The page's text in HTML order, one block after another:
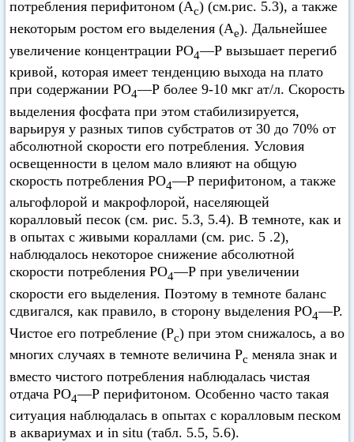
потребления перифитоном (Ас) (см.рис. 5.3), а также
некоторым ростом его выделения (Ае). Дальнейшее
увеличение концентрации РО4—Р вызьшает перегиб
кривой, которая имеет тенденцию выхода на плато
при содержании РО4—Р более 9-10 мкг ат/л. Скорость
выделения фосфата при этом стабилизируется,
варьируя у разных типов субстратов от 30 до 70% от
абсолютной скорости его потребления. Условия
освещенности в целом мало влияют на общую
скорость потребления РО4—Р перифитоном, а также
альгофлорой и макрофлорой, населяющей
коралловый песок (см. рис. 5.3, 5.4). В темноте, как и
в опытах с живыми кораллами (см. рис. 5 .2),
наблюдалось некоторое снижение абсолютной
скорости потребления РО4—Р при увеличении
скорости его выделения. Поэтому в темноте баланс
сдвигался, как правило, в сторону выделения РО4—Р.
Чистое его потребление (Рс) при этом снижалось, а во
многих случаях в темноте величина Рс меняла знак и
вместо чистого потребления наблюдалась чистая
отдача РО4—Р перифитоном. Особенно часто такая
ситуация наблюдалась в опытах с коралловым песком
в аквариумах и in situ (табл. 5.5, 5.6).